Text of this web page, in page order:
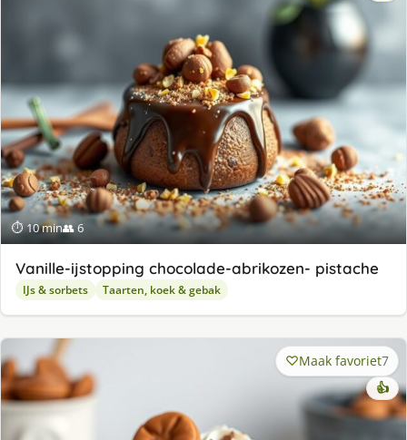
⏱ 10 min👥 6
Va­nil­le-ijstop­ping cho­co­la­de-abri­ko­zen- pis­ta­che
IJs & sorbets Taarten, koek & gebak
Maak favoriet7
👍